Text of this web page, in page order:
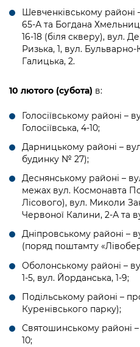
Шевченківському районі
65-А та Богдана
16-18 (біля скверу), вул.
Ризька, 1, вул.
Галицька, 2.
10 лютого (субота) в:
Голосіївському районі –
Голосіївська, 4-10;
Дарницькому районі –
будинку № 27);
Деснянському районі –
межах вул. Космонавта
Лісового), вул. Миколи
Червоної Калини, 2-А та
Дніпровському районі –
(поряд поштамту
Оболонському районі –
1-5, вул. Йорданська, 1-9;
Подільському районі –
Куренівського парку);
Святошинському районі
10;